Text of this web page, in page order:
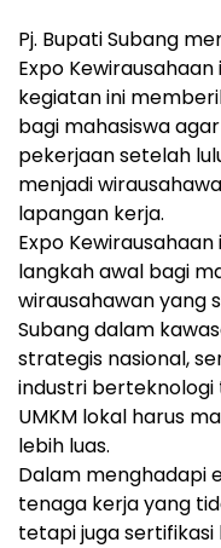
Pj. Bupati Subang
Expo
kegiatan ini
bagi mahasiswa
pekerjaan setelah
menjadi
lapangan kerja.
Expo
langkah awal bagi
wirausahawan yang
Subang dalam
strategis nasional,
industri
UMKM lokal harus
lebih luas.
Dalam menghadapi
tenaga kerja yang
tetapi juga